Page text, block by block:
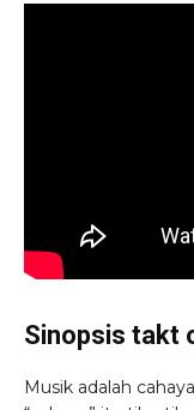
Sinopsis takt
Musik adalah